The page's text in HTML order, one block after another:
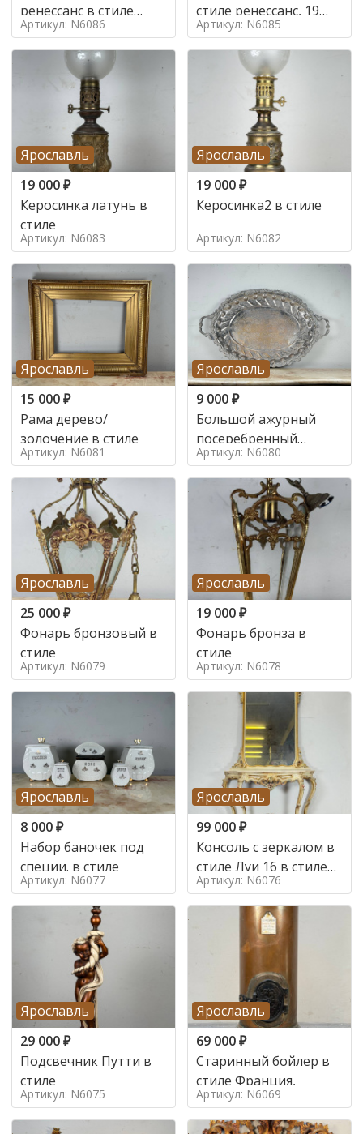
ренессанс в стиле
ренессанс,
Артикул: N6086
стиле ренессанс, 19
век
Артикул: N6085
Ярославль
19 000₽
Керосинка латунь в
стиле
Артикул: N6083
Ярославль
19 000₽
Керосинка2 в стиле
Артикул: N6082
Ярославль
15 000₽
Рама дерево/
золочение в стиле
Артикул: N6081
Ярославль
9 000₽
Большой ажурный
посеребренный
поднос в стиле
Артикул: N6080
Ярославль
25 000₽
Фонарь бронзовый в
стиле
Артикул: N6079
Ярославль
19 000₽
Фонарь бронза в
стиле
Артикул: N6078
Ярославль
8 000₽
Набор баночек под
специи. в стиле
Артикул: N6077
Ярославль
99 000₽
Консоль с зеркалом в
стиле Луи 16 в стиле
Луи 16, Италия,
Артикул: N6076
Ярославль
29 000₽
Подсвечник Путти в
стиле
Артикул: N6075
Ярославль
69 000₽
Старинный бойлер в
стиле Франция,
Артикул: N6069